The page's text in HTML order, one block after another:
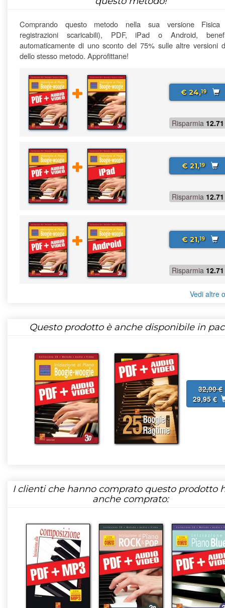
Comprando questo metodo nella sua versione Fisica
registrazioni scaricabili), PDF, iPad o Android,
automaticamente di uno sconto del 75% sulle altre versioni
dello stesso metodo. Approfittane!
€ 24,19
Risparmia 12.71
€ 21,19
Risparmia 12.71
€ 21,19
Risparmia 12.71
Vedi altre
Questo prodotto è anche disponibile in
32,90 €
29,95 €
I clienti che hanno comprato questo prodotto
anche comprato: